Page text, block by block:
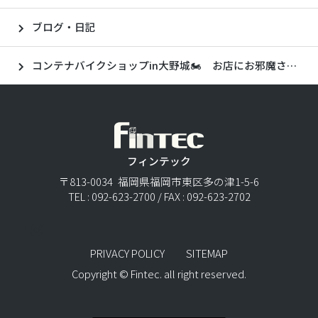
ブログ・日記
コンテナバイクショップin大野城🏍 お店にお邪魔させていただきました！part2
フィンテック
〒813-0034 福岡県福岡市東区多の津1-5-6
TEL : 092-623-2700 / FAX : 092-623-2702
PRIVACY POLICY
SITEMAP
Copyright © Fintec. all right reserved.